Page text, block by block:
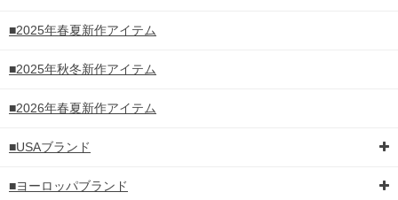
■2025年春夏新作アイテム
■2025年秋冬新作アイテム
■2026年春夏新作アイテム
■USAブランド
■ヨーロッパブランド